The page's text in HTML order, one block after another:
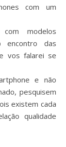
com um
modelos
encontro das
vos falarei se
e não
pesquisem
existem cada
qualidade